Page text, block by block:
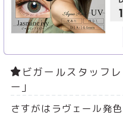
ビガールスタッフ
ー」
さすがはラヴェール発